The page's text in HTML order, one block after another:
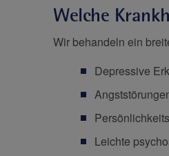
Welche
Wir behandeln ein
Depressive
Leichte